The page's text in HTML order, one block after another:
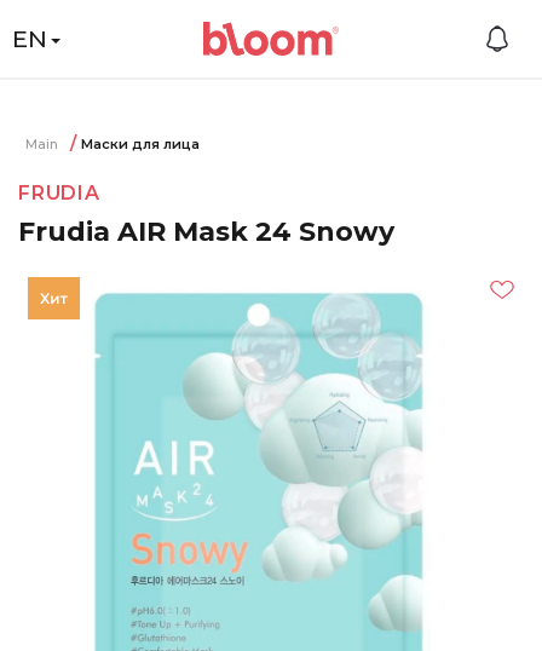
EN
Main Маски для лица
FRUDIA
Frudia AIR Mask 24 Snowy